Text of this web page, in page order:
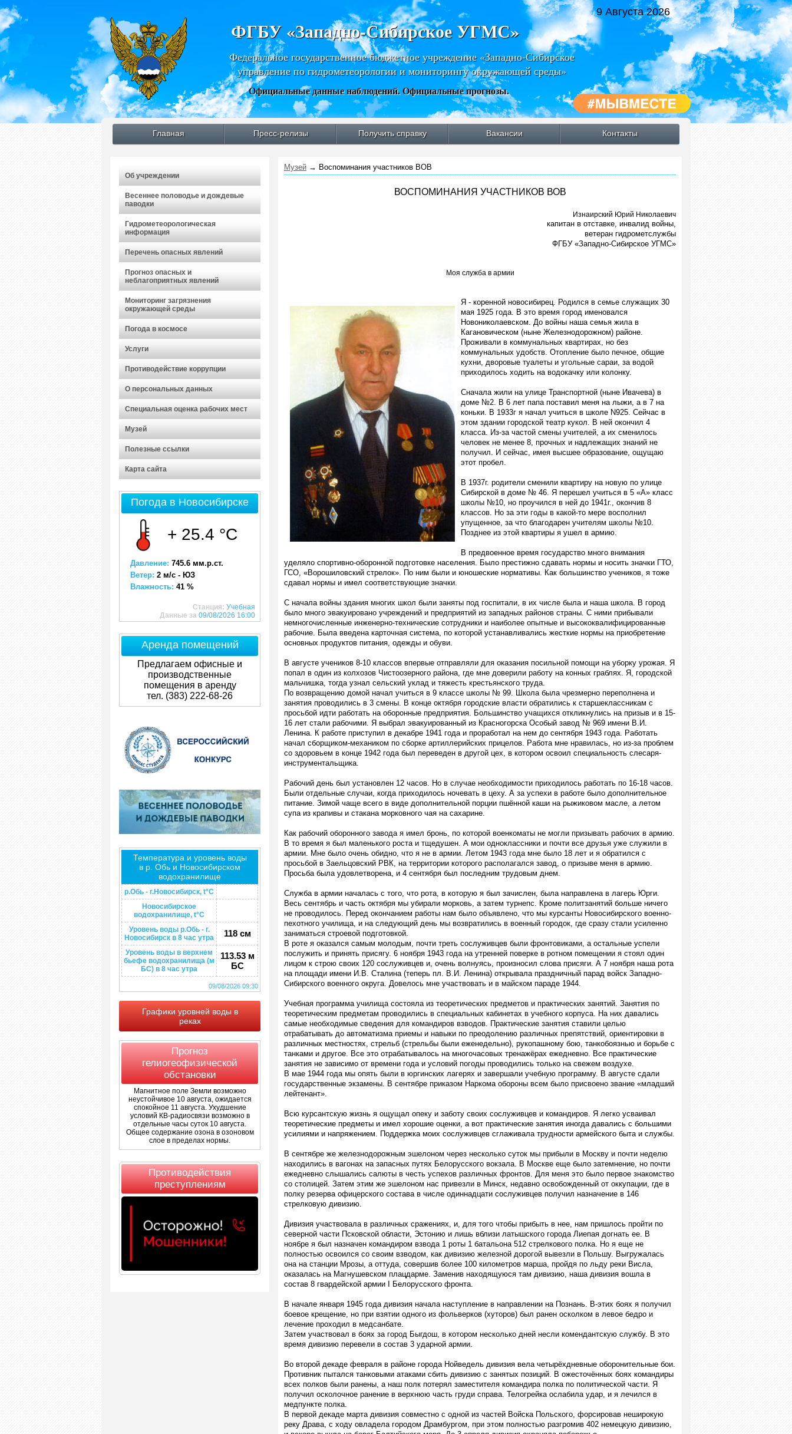
9 Августа 2026
ФГБУ «Западно-Сибирское УГМС»
Федеральное государственное бюджетное учреждение «Западно-Сибирское
управление по гидрометеорологии и мониторингу окружающей среды»
Официальные данные наблюдений. Официальные прогнозы.
Главная Пресс-релизы Получить справку Вакансии Контакты
Об учреждении
Весеннее половодье и дождевые
паводки
Гидрометеорологическая
информация
Перечень опасных явлений
Прогноз опасных и
неблагоприятных явлений
Мониторинг загрязнения
окружающей среды
Погода в космосе
Услуги
Противодействие коррупции
О персональных данных
Специальная оценка рабочих мест
Музей
Полезные ссылки
Карта сайта
Погода в Новосибирске
+ 25.4 °C
Давление: 745.6 мм.р.ст.
Ветер: 2 м/с - ЮЗ
Влажность: 41 %
Станция: Учебная
Данные за 09/08/2026 16:00
Аренда помещений
Предлагаем офисные и
производственные
помещения в аренду
тел. (383) 222-68-26
Температура и уровень воды
в р. Обь и Новосибирском
водохранилище
р.Обь - г.Новосибирск, t°C
Новосибирское
водохранилище, t°C
Уровень воды р.Обь - г.
Новосибирск в 8 час утра
118 см
Уровень воды в верхнем
бьефе водохранилища (м
БС) в 8 час утра
113.53 м
БС
09/08/2026 09:30
Графики уровней воды в
реках
Прогноз
гелиогеофизической
обстановки
Магнитное поле Земли возможно
неустойчивое 10 августа, ожидается
спокойное 11 августа. Ухудшение
условий КВ-радиосвязи возможно в
отдельные часы суток 10 августа.
Общее содержание озона в озоновом
слое в пределах нормы.
Противодействия
преступлениям
Музей → Воспоминания участников ВОВ
ВОСПОМИНАНИЯ УЧАСТНИКОВ ВОВ
Изнаирский Юрий Николаевич
капитан в отставке, инвалид войны,
ветеран гидрометслужбы
ФГБУ «Западно-Сибирское УГМС»
Моя служба в армии
Я - коренной новосибирец. Родился в семье служащих 30
мая 1925 года. В это время город именовался
Новониколаевском. До войны наша семья жила в
Кагановическом (ныне Железнодорожном) районе.
Проживали в коммунальных квартирах, но без
коммунальных удобств. Отопление было печное, общие
кухни, дворовые туалеты и угольные сараи, за водой
приходилось ходить на водокачку или колонку.
Сначала жили на улице Транспортной (ныне Ивачева) в
доме №2. В 6 лет папа поставил меня на лыжи, а в 7 на
коньки. В 1933г я начал учиться в школе N925. Сейчас в
этом здании городской театр кукол. В ней окончил 4
класса. Из-за частой смены учителей, а их сменилось
человек не менее 8, прочных и надлежащих знаний не
получил. И сейчас, имея высшее образование, ощущаю
этот пробел.
В 1937г. родители сменили квартиру на новую по улице
Сибирской в доме № 46. Я перешел учиться в 5 «А» класс
школы №10, но проучился в ней до 1941г., окончив 8
классов. Но за эти годы в какой-то мере восполнил
упущенное, за что благодарен учителям школы №10.
Позднее из этой квартиры я ушел в армию.
В предвоенное время государство много внимания
уделяло спортивно-оборонной подготовке населения. Было престижно сдавать нормы и носить значки ГТО,
ГСО, «Ворошиловский стрелок». По ним были и юношеские нормативы. Как большинство учеников, я тоже
сдавал нормы и имел соответствующие значки.
С начала войны здания многих школ были заняты под госпитали, в их числе была и наша школа. В город
было много эвакуировано учреждений и предприятий из западных районов страны. С ними прибывали
немногочисленные инженерно-технические сотрудники и наиболее опытные и высококвалифицированные
рабочие. Была введена карточная система, по которой устанавливались жесткие нормы на приобретение
основных продуктов питания, одежды и обуви.
В августе учеников 8-10 классов впервые отправляли для оказания посильной помощи на уборку урожая. Я
попал в один из колхозов Чистоозерного района, где мне доверили работу на конных граблях. Я, городской
мальчишка, тогда узнал сельский уклад и тяжесть крестьянского труда.
По возвращению домой начал учиться в 9 классе школы № 99. Школа была чрезмерно переполнена и
занятия проводились в 3 смены. В конце октября городские власти обратились к старшеклассникам с
просьбой идти работать на оборонные предприятия. Большинство учащихся откликнулись на призыв и в 15-
16 лет стали рабочими. Я выбрал эвакуированный из Красногорска Особый завод № 969 имени В.И.
Ленина. К работе приступил в декабре 1941 года и проработал на нем до сентября 1943 года. Работать
начал сборщиком-механиком по сборке артиллерийских прицелов. Работа мне нравилась, но из-за проблем
со здоровьем в конце 1942 года был переведен в другой цех, в котором освоил специальность слесаря-
инструментальщика.
Рабочий день был установлен 12 часов. Но в случае необходимости приходилось работать по 16-18 часов.
Были отдельные случаи, когда приходилось ночевать в цеху. А за успехи в работе было дополнительное
питание. Зимой чаще всего в виде дополнительной порции пшённой каши на рыжиковом масле, а летом
супа из крапивы и стакана морковного чая на сахарине.
Как рабочий оборонного завода я имел бронь, по которой военкоматы не могли призывать рабочих в армию.
В то время я был маленького роста и тщедушен. А мои одноклассники и почти все друзья уже служили в
армии. Мне было очень обидно, что я не в армии. Летом 1943 года мне было 18 лет и я обратился с
просьбой в Заельцовский РВК, на территории которого располагался завод, о призыве меня в армию.
Просьба была удовлетворена, и 4 сентября был последним трудовым днем.
Служба в армии началась с того, что рота, в которую я был зачислен, была направлена в лагерь Юрги.
Весь сентябрь и часть октября мы убирали морковь, а затем турнепс. Кроме политзанятий больше ничего
не проводилось. Перед окончанием работы нам было объявлено, что мы курсанты Новосибирского военно-
пехотного училища, и на следующий день мы возвратились в военный городок, где сразу стали усиленно
заниматься строевой подготовкой.
В роте я оказался самым молодым, почти треть сослуживцев были фронтовиками, а остальные успели
послужить и принять присягу. 6 ноября 1943 года на утренней поверке в ротном помещении я стоял один
лицом к строю своих 120 сослуживцев и, очень волнуясь, произносил слова присяги. А 7 ноября наша рота
на площади имени И.В. Сталина (теперь пл. В.И. Ленина) открывала праздничный парад войск Западно-
Сибирского военного округа. Довелось мне участвовать и в майском параде 1944.
Учебная программа училища состояла из теоретических предметов и практических занятий. Занятия по
теоретическим предметам проводились в специальных кабинетах в учебного корпуса. На них давались
самые необходимые сведения для командиров взводов. Практические занятия ставили целью
отрабатывать до автоматизма приемы и навыки по преодолению различных препятствий, ориентировки в
различных местностях, стрельб (стрельбы были еженедельно), рукопашному бою, танкобоязнью и борьбе с
танками и другое. Все это отрабатывалось на многочасовых тренажёрах ежедневно. Все практические
занятия не зависимо от времени года и условий погоды проводились только на свежем воздухе.
В мае 1944 года мы опять были в юргинских лагерях и завершали учебную программу. В августе сдали
государственные экзамены. В сентябре приказом Наркома обороны всем было присвоено звание «младший
лейтенант».
Всю курсантскую жизнь я ощущал опеку и заботу своих сослуживцев и командиров. Я легко усваивал
теоретические предметы и имел хорошие оценки, а вот практические занятия иногда давались с большими
усилиями и напряжением. Поддержка моих сослуживцев сглаживала трудности армейского быта и службы.
В сентябре же железнодорожным эшелоном через несколько суток мы прибыли в Москву и почти неделю
находились в вагонах на запасных путях Белорусского вокзала. В Москве еще было затемнение, но почти
ежедневно слышались салюты в честь успехов различных фронтов. Для меня это было первое знакомство
со столицей. Затем этим же эшелоном нас привезли в Минск, недавно освобожденный от оккупации, где в
полку резерва офицерского состава в числе одиннадцати сослуживцев получил назначение в 146
стрелковую дивизию.
Дивизия участвовала в различных сражениях, и, для того чтобы прибыть в нее, нам пришлось пройти по
северной части Псковской области, Эстонию и лишь вблизи латышского города Лиепая догнать ее. В
ноябре я был назначен командиром взвода 1 роты 1 батальона 512 стрелкового полка. Но я еще не
полностью освоился со своим взводом, как дивизию железной дорогой вывезли в Польшу. Выгружалась
она на станции Мрозы, а оттуда, совершив более 100 километров марша, пройдя по льду реки Висла,
оказалась на Магнушевском плацдарме. Заменив находящуюся там дивизию, наша дивизия вошла в
состав 8 гвардейской армии I Белорусского фронта.
В начале января 1945 года дивизия начала наступление в направлении на Познань. В-этих боях я получил
боевое крещение, но при взятии одного из фольверков (хуторов) был ранен осколком в левое бедро и
лечение проходил в медсанбате.
Затем участвовал в боях за город Быгдош, в котором несколько дней несли комендантскую службу. В это
время дивизию перевели в состав 3 ударной армии.
Во второй декаде февраля в районе города Нойведель дивизия вела четырёхдневные оборонительные бои.
Противник пытался танковыми атаками сбить дивизию с занятых позиций. В ожесточённых боях командиры
всех полков были ранены, а наш полк потерял заместителя командира полка по политической части. Я
получил осколочное ранение в верхнюю часть груди справа. Телогрейка ослабила удар, и я лечился в
медпункте полка.
В первой декаде марта дивизия совместно с одной из частей Войска Польского, форсировав неширокую
реку Драва, с ходу овладела городом Драмбургом, при этом полностью разгромив 402 немецкую дивизию,